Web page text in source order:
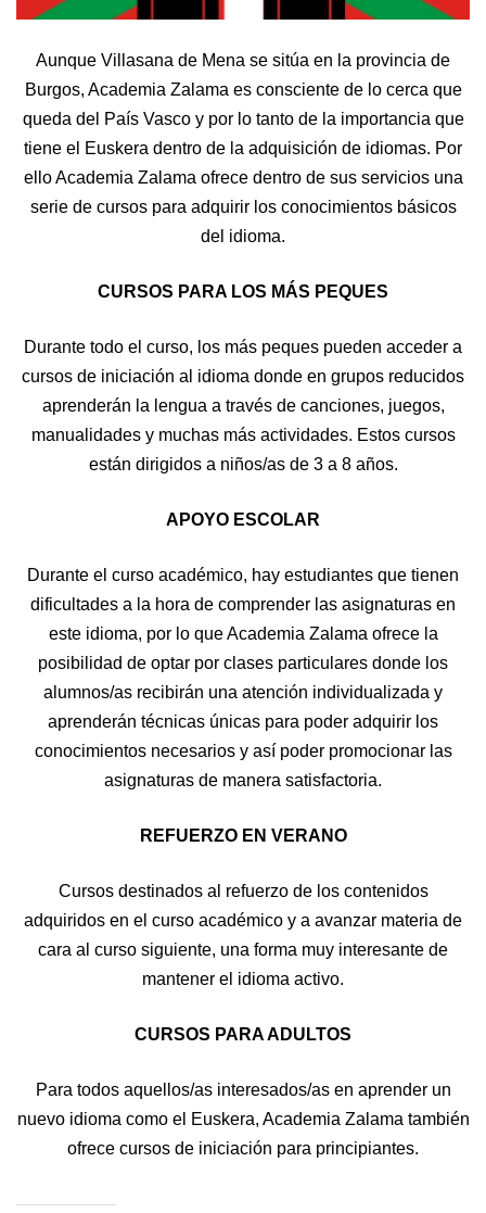
Aunque Villasana de Mena se sitúa en la provincia de
Burgos, Academia Zalama es consciente de lo cerca que
queda del País Vasco y por lo tanto de la importancia que
tiene el Euskera dentro de la adquisición de idiomas. Por
ello Academia Zalama ofrece dentro de sus servicios una
serie de cursos para adquirir los conocimientos básicos
del idioma.
CURSOS PARA LOS MÁS PEQUES
Durante todo el curso, los más peques pueden acceder a
cursos de iniciación al idioma donde en grupos reducidos
aprenderán la lengua a través de canciones, juegos,
manualidades y muchas más actividades. Estos cursos
están dirigidos a niños/as de 3 a 8 años.
APOYO ESCOLAR
Durante el curso académico, hay estudiantes que tienen
dificultades a la hora de comprender las asignaturas en
este idioma, por lo que Academia Zalama ofrece la
posibilidad de optar por clases particulares donde los
alumnos/as recibirán una atención individualizada y
aprenderán técnicas únicas para poder adquirir los
conocimientos necesarios y así poder promocionar las
asignaturas de manera satisfactoria.
REFUERZO EN VERANO
Cursos destinados al refuerzo de los contenidos
adquiridos en el curso académico y a avanzar materia de
cara al curso siguiente, una forma muy interesante de
mantener el idioma activo.
CURSOS PARA ADULTOS
Para todos aquellos/as interesados/as en aprender un
nuevo idioma como el Euskera, Academia Zalama también
ofrece cursos de iniciación para principiantes.